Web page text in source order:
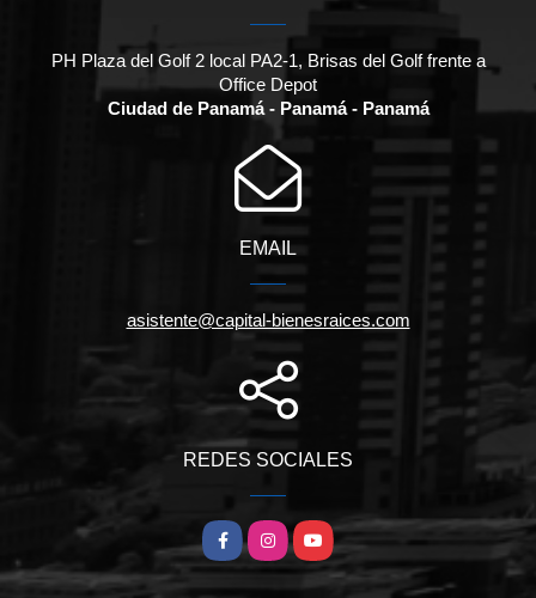
PH Plaza del Golf 2 local PA2-1, Brisas del Golf frente a
Office Depot
Ciudad de Panamá - Panamá - Panamá
EMAIL
asistente@capital-bienesraices.com
REDES SOCIALES
FacebookInstagramYouTube